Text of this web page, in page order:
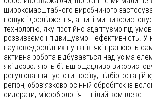
широкомасштабного виробничого
пошук і дослідження, а нині ми
технологію, яку постійно адаптуємо під
розвиваємо і підвищуємо її ефективність.
науково-дослідних пунктів, які працюють
активна робота відбувається над усіма
які дозволяють більш ощадливо
регулювання густоти посіву, підбір ротацій
регіон, обов’язково осінній обробіток із
сидерати, мікробіологія — цілий комплекс.